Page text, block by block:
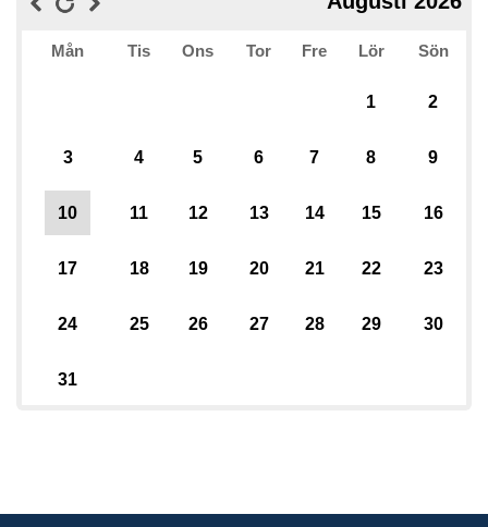
Mån Tis Ons Tor Fre Lör Sön
1 2
3 4 5 6 7 8 9
10 11 12 13 14 15 16
17 18 19 20 21 22 23
24 25 26 27 28 29 30
31